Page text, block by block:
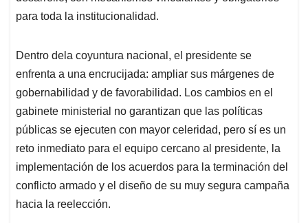
para toda la institucionalidad.
Dentro dela coyuntura nacional, el presidente se
enfrenta a una encrucijada: ampliar sus márgenes de
gobernabilidad y de favorabilidad. Los cambios en el
gabinete ministerial no garantizan que las políticas
públicas se ejecuten con mayor celeridad, pero sí es un
reto inmediato para el equipo cercano al presidente, la
implementación de los acuerdos para la terminación del
conflicto armado y el diseño de su muy segura campaña
hacia la reelección.